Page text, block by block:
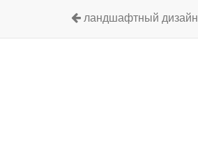
ландшафтный дизайн